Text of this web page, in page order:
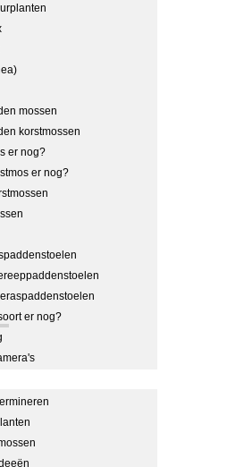
mossen
korstmossen
er nog?
er nog?
er nog?